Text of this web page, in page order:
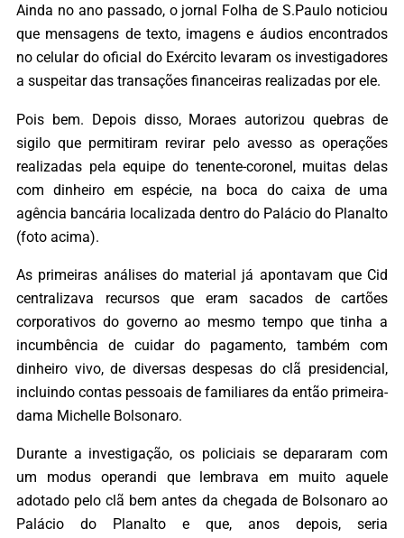
Ainda no ano passado, o jornal Folha de S.Paulo noticiou
que mensagens de texto, imagens e áudios encontrados
no celular do oficial do Exército levaram os investigadores
a suspeitar das transações financeiras realizadas por ele.
Pois bem. Depois disso, Moraes autorizou quebras de
sigilo que permitiram revirar pelo avesso as operações
realizadas pela equipe do tenente-coronel, muitas delas
com dinheiro em espécie, na boca do caixa de uma
agência bancária localizada dentro do Palácio do Planalto
(foto acima).
As primeiras análises do material já apontavam que Cid
centralizava recursos que eram sacados de cartões
corporativos do governo ao mesmo tempo que tinha a
incumbência de cuidar do pagamento, também com
dinheiro vivo, de diversas despesas do clã presidencial,
incluindo contas pessoais de familiares da então primeira-
dama Michelle Bolsonaro.
Durante a investigação, os policiais se depararam com
um modus operandi que lembrava em muito aquele
adotado pelo clã bem antes da chegada de Bolsonaro ao
Palácio do Planalto e que, anos depois, seria